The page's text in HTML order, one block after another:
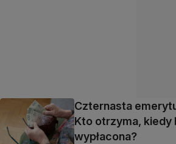
Czternasta
Kto otrzyma, kiedy
wypłacona?